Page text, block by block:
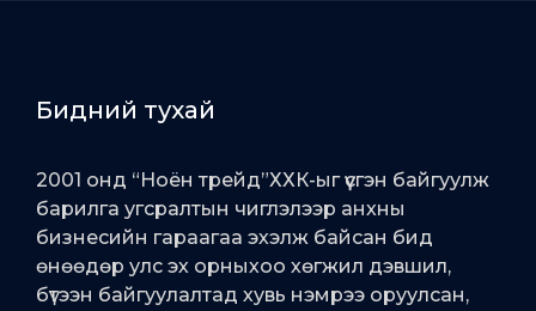
Бидний тухай
2001 онд “Ноён трейд”ХХК-ыг үүсгэн байгуулж
барилга угсралтын чиглэлээр анхны
бизнесийн гараагаа эхэлж байсан бид
өнөөдөр улс эх орныхоо хөгжил дэвшил,
бүтээн байгуулалтад хувь нэмрээ оруулсан,